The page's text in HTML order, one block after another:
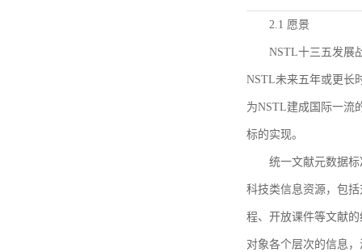
2.1 愿景
NSTL十三五发展
NSTL未来五年或更长
为NSTL建成国际一流
标的实现。
统一文献元数据
科技类信息资源，包
程、开放课件等文献
对象各个层次的信息